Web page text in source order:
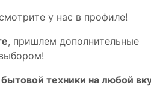
у нac в пpофилe!
, пришлем дополнительныe
техники на любой